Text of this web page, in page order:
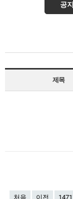
공
제목
처음 이전